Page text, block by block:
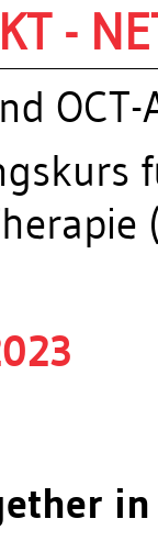
-
OCT-